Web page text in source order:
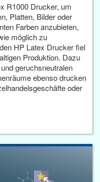
R1000 Drucker, um
Platten, Bilder oder
Farben anzubieten,
möglich zu
HP Latex Drucker fiel
Produktion. Dazu
geruchsneutralen
ebenso drucken
oder